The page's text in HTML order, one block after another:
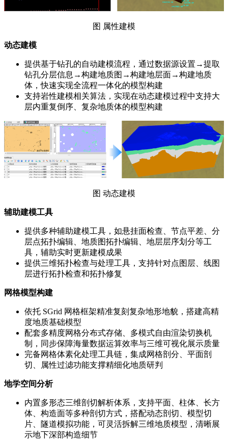
图 属性建模
动态建模
提供基于钻孔的自动建模流程，通过数据源设置→提取
钻孔分层信息→构建地质图→构建地层面→构建地质
体，快速实现全流程一体化的模型构建
支持岩性建模相关算法，实现在动态建模过程中支持大
层内重复倒序、复杂地质体的模型构建
图 动态建模
辅助建模工具
提供多种辅助建模工具，如悬挂面检查、节点平差、分
层点拓扑编辑、地质图拓扑编辑、地层层序划分等工
具，辅助实时更新建模成果
提供三维拓扑检查与处理工具，支持针对点图层、线图
层进行拓扑检查和拓扑修复
网格模型构建
依托 SGrid 网格框架精准复刻复杂地形地貌，搭建高精
度地质基础模型
配套多精度网格分布式存储、多模式自由渲染切换机
制，同步保障海量数据运算效率与三维可视化展示质量
完备网格体素化处理工具链，集成网格剖分、平面剖
切、属性过滤功能支撑精细化地质研判
地学空间分析
内置多形态三维剖切解析体系，支持平面、柱体、长方
体、构造面等多种剖切方式，搭配动态剖切、模型切
片、隧道模拟功能，可灵活拆解三维地质模型，清晰展
示地下深部构造细节